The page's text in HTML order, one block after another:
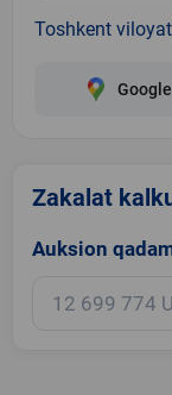
Toshkent
Zakalat
Auksion